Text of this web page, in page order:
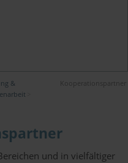
&
Kooperationspartner
und in vielfältiger